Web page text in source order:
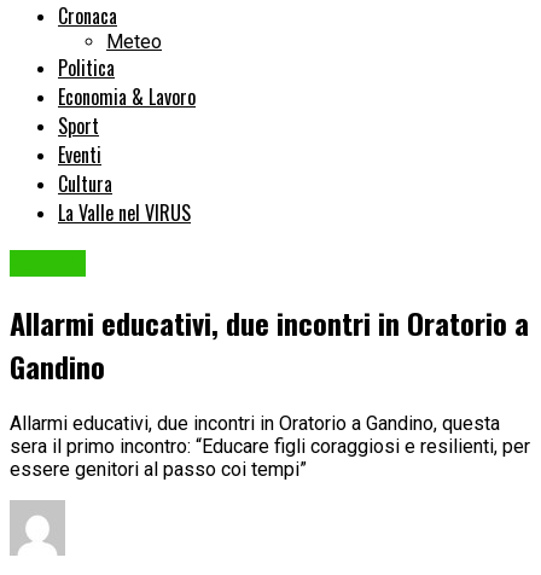
Cronaca
Meteo
Politica
Economia & Lavoro
Sport
Eventi
Cultura
La Valle nel VIRUS
Allarmi educativi, due incontri in Oratorio a
Gandino
Allarmi educativi, due incontri in Oratorio a Gandino, questa
sera il primo incontro: “Educare figli coraggiosi e resilienti, per
essere genitori al passo coi tempi”